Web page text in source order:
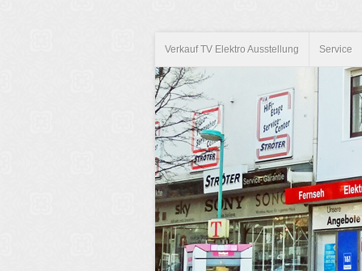
Verkauf TV Elektro Ausstellung Service